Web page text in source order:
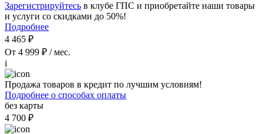
Зарегистрируйтесь в клубе ГПС и приобретайте наши товары
и услуги со скидками до 50%!
Подробнее
4 465 ₽
От 4 999 ₽ / мес.
i
Продажа товаров в кредит по лучшим условиям!
Подробнее о способах оплаты
без карты
4 700 ₽